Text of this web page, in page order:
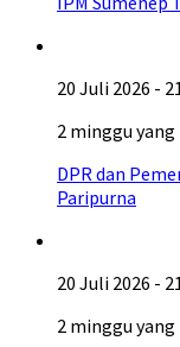
20 Juli 2026 -
2 minggu yang
DPR dan
Paripurna
20 Juli 2026 -
2 minggu yang